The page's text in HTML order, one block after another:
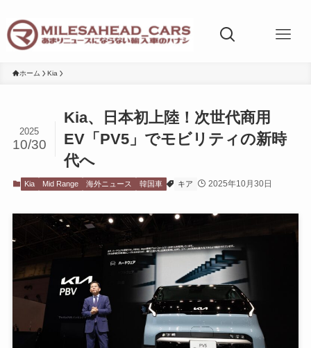
ホーム Kia
Kia、日本初上陸！次世代商用
EV「PV5」でモビリティの新時
代へ
2025
10/30
Kia Mid Range 海外ニュース 韓国車 キア 2025年10月30日